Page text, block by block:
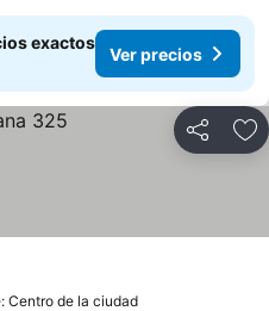
exactos
Ver precios
Compartir
Centro de la ciudad